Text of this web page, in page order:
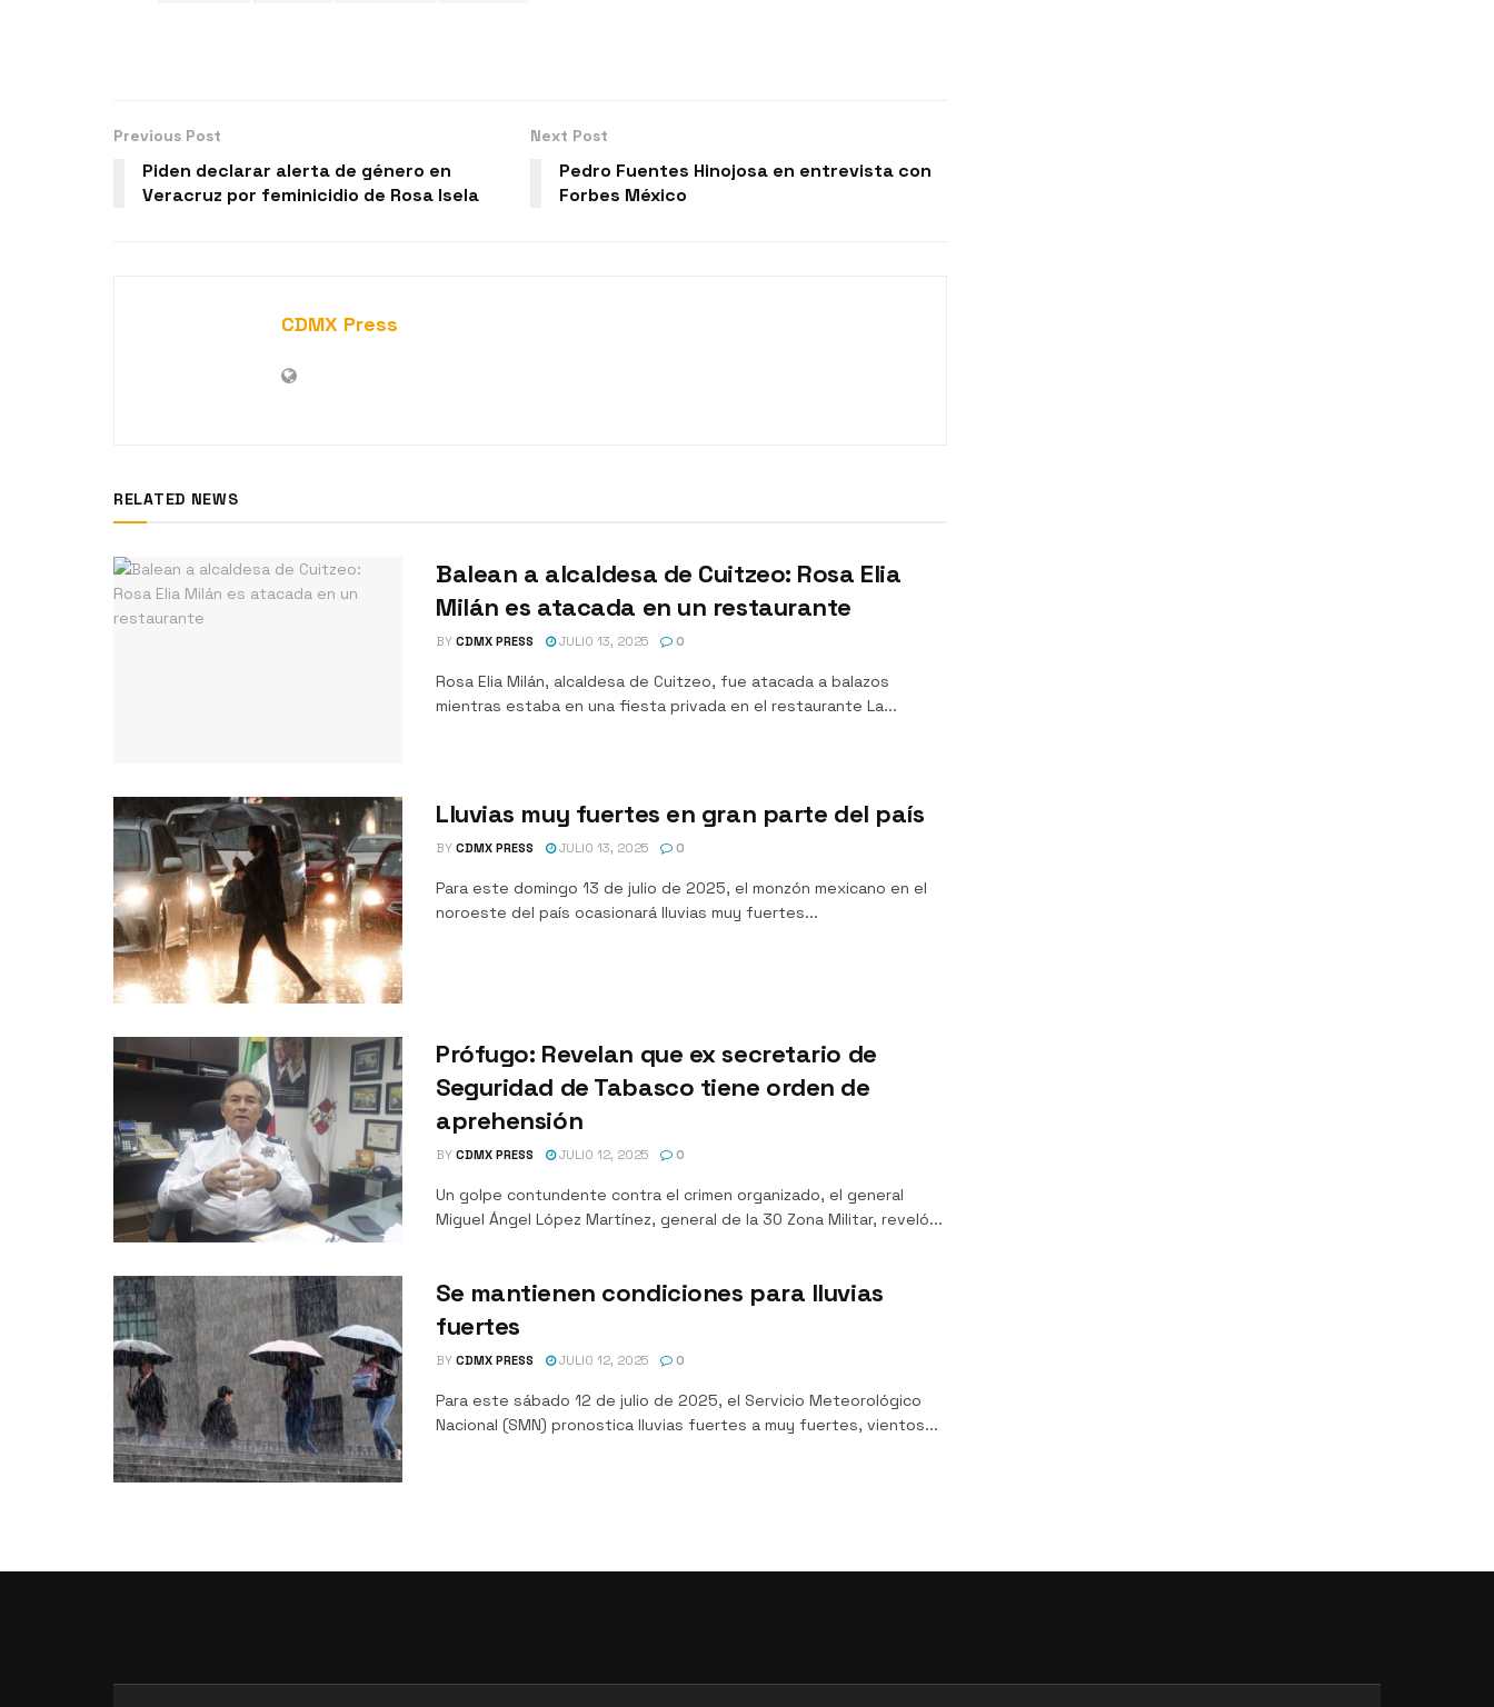
Previous Post
Piden declarar alerta de género en
Veracruz por feminicidio de Rosa Isela
Next Post
Pedro Fuentes Hinojosa en entrevista con
Forbes México
CDMX Press
RELATED NEWS
Balean a alcaldesa de Cuitzeo: Rosa Elia
Milán es atacada en un restaurante
BY CDMX PRESS JULIO 13, 2025 0
Rosa Elia Milán, alcaldesa de Cuitzeo, fue atacada a balazos
mientras estaba en una fiesta privada en el restaurante La...
Lluvias muy fuertes en gran parte del país
BY CDMX PRESS JULIO 13, 2025 0
Para este domingo 13 de julio de 2025, el monzón mexicano en el
noroeste del país ocasionará lluvias muy fuertes...
Prófugo: Revelan que ex secretario de
Seguridad de Tabasco tiene orden de
aprehensión
BY CDMX PRESS JULIO 12, 2025 0
Un golpe contundente contra el crimen organizado, el general
Miguel Ángel López Martínez, general de la 30 Zona Militar, reveló...
Se mantienen condiciones para lluvias
fuertes
BY CDMX PRESS JULIO 12, 2025 0
Para este sábado 12 de julio de 2025, el Servicio Meteorológico
Nacional (SMN) pronostica lluvias fuertes a muy fuertes, vientos...